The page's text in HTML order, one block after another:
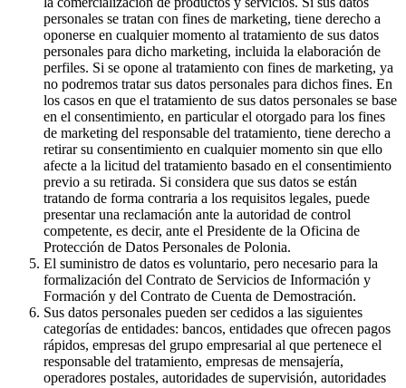
personales se tratan con fines de marketing, tiene derecho a
oponerse en cualquier momento al tratamiento de sus datos
personales para dicho marketing, incluida la elaboración de
perfiles. Si se opone al tratamiento con fines de marketing, ya
no podremos tratar sus datos personales para dichos fines. En
los casos en que el tratamiento de sus datos personales se base
en el consentimiento, en particular el otorgado para los fines
de marketing del responsable del tratamiento, tiene derecho a
retirar su consentimiento en cualquier momento sin que ello
afecte a la licitud del tratamiento basado en el consentimiento
previo a su retirada. Si considera que sus datos se están
tratando de forma contraria a los requisitos legales, puede
presentar una reclamación ante la autoridad de control
competente, es decir, ante el Presidente de la Oficina de
Protección de Datos Personales de Polonia.
El suministro de datos es voluntario, pero necesario para la
formalización del Contrato de Servicios de Información y
Formación y del Contrato de Cuenta de Demostración.
Sus datos personales pueden ser cedidos a las siguientes
categorías de entidades: bancos, entidades que ofrecen pagos
rápidos, empresas del grupo empresarial al que pertenece el
responsable del tratamiento, empresas de mensajería,
operadores postales, autoridades de supervisión, autoridades